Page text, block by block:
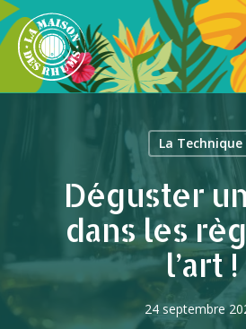
Hit enter to search or ESC to close
La Technique
Déguster
dans les
l’art !
24 septembre